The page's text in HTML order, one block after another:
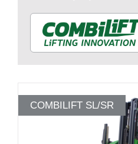
COMBILIFT SL/SR